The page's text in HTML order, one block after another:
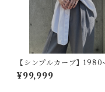
【シンプルカーブ】
s アメリカヴィンテージド
シャツ
¥99,999